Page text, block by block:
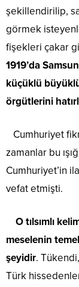
şekillendirilip,
görmek
fişekleri çakar
1919’da
küçüklü
örgütlerini
Cumhuriyet
zamanlar bu
Cumhuriyet’in
vefat etmişti.
O tılsımlı
meselenin
şeyidir.
Türk